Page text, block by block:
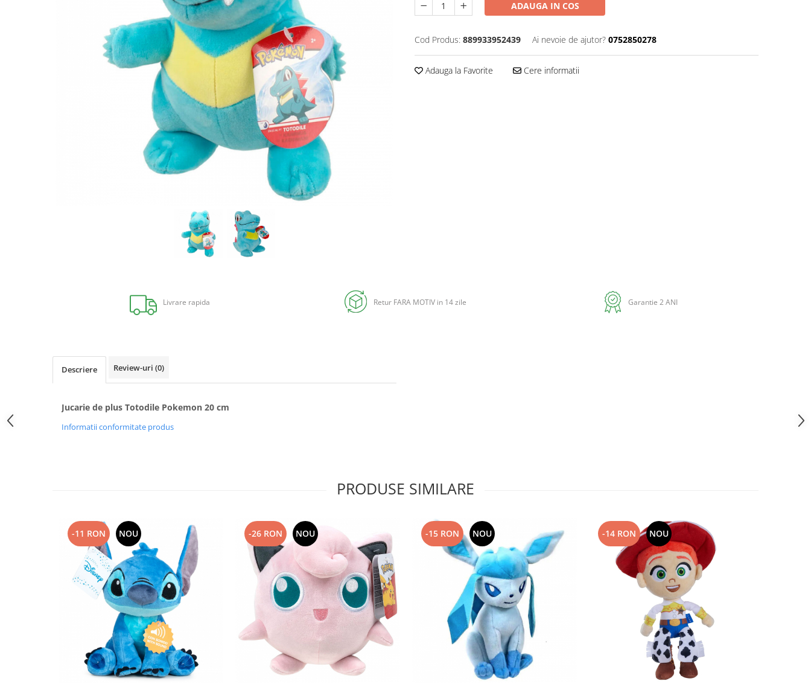
ADAUGA IN COS
Cod Produs: 889933952439 Ai nevoie de ajutor? 0752850278
Adauga la Favorite Cere informatii
Livrare rapida Retur FARA MOTIV in 14 zile Garantie 2 ANI
Descriere Review-uri (0)
Jucarie de plus Totodile Pokemon 20 cm
Informatii conformitate produs
PRODUSE SIMILARE
-11 RON NOU -26 RON NOU -15 RON NOU -14 RON NOU